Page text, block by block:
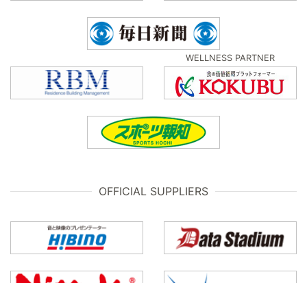
WELLNESS PARTNER
OFFICIAL SUPPLIERS